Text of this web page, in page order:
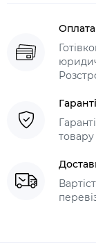
Оплата
товару